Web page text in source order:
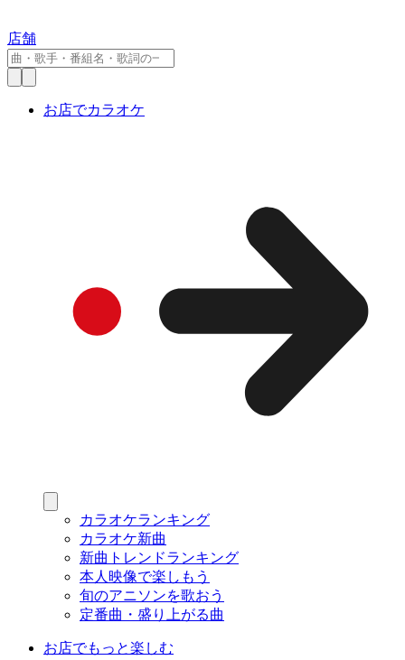
店舗
お店でカラオケ
カラオケランキング
カラオケ新曲
新曲トレンドランキング
本人映像で楽しもう
旬のアニソンを歌おう
定番曲・盛り上がる曲
お店でもっと楽しむ